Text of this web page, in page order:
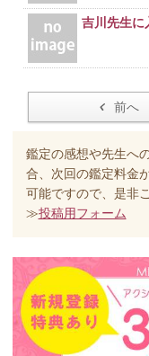
吉川先生に
前へ
鑑定の感想や先生へ
合、次回の鑑定料金
可能ですので、是非
≫投稿用フォーム